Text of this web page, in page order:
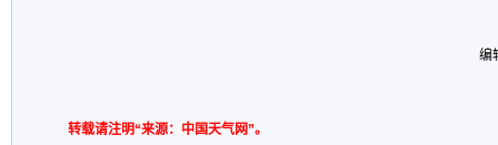
编
转载请注明“来源：中国天气网”。